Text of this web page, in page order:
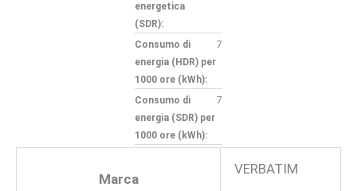
energetica
(SDR):
Consumo di
energia (HDR) per
1000 ore (kWh):
7
Consumo di
energia (SDR) per
1000 ore (kWh):
7
Marca
VERBATIM